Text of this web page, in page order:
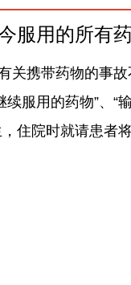
服用的所有
关携带药物的事
续服用的药物”、
住院时就请患者